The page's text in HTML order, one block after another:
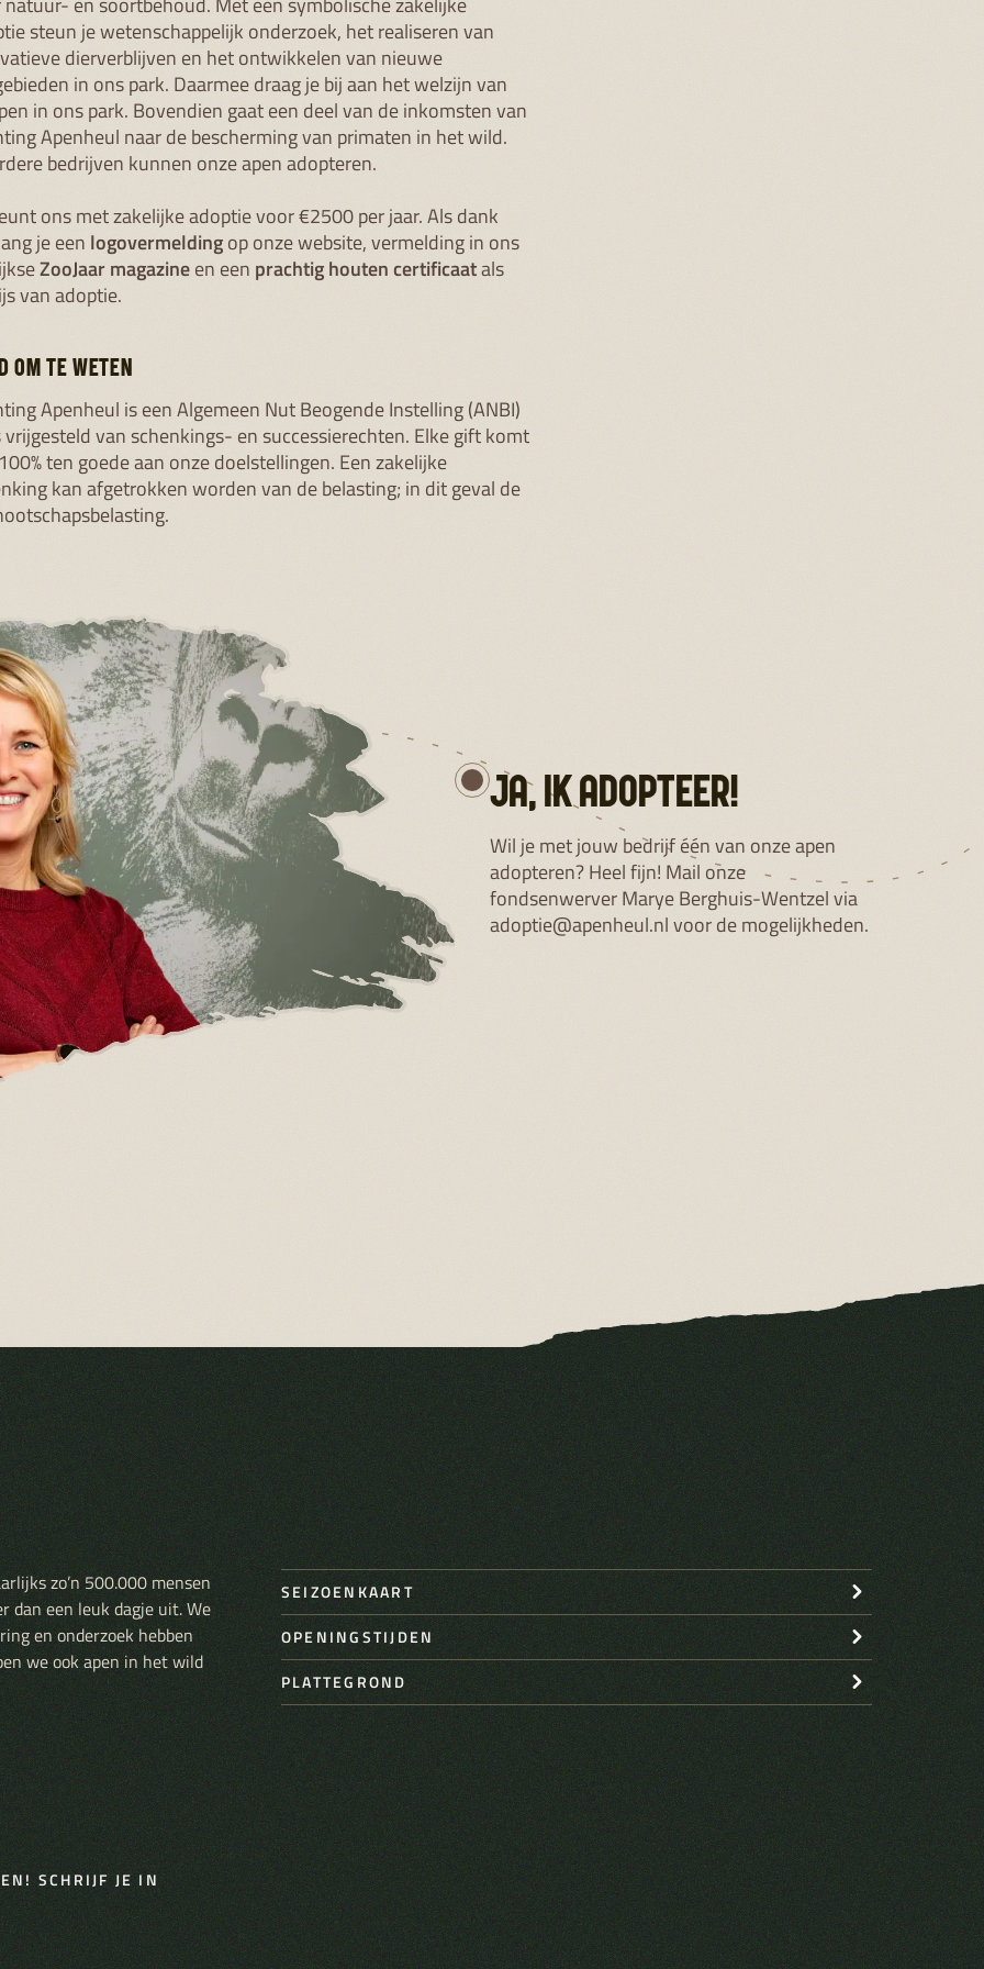
steun je wetenschappelijk onderzoek, het realiseren van
dierverblijven en het ontwikkelen van nieuwe
in ons park. Daarmee draag je bij aan het welzijn van
in ons park. Bovendien gaat een deel van de inkomsten van
Apenheul naar de bescherming van primaten in het wild.
bedrijven kunnen onze apen adopteren.
ons met zakelijke adoptie voor €2500 per jaar. Als dank
je een logovermeldingop onze website, vermelding in ons
ZooJaar magazineen een prachtig houten certificaatals
van adoptie.
OM TE WETEN
Apenheul is een Algemeen Nut Beogende Instelling (ANBI)
vrijgesteld van schenkings- en successierechten. Elke gift komt
ten goede aan onze doelstellingen. Een zakelijke
kan afgetrokken worden van de belasting; in dit geval de
JA, IK ADOPTEER!
Wil je met jouw bedrijf één van onze apen
adopteren? Heel fijn! Mail onze
fondsenwerver Marye Berghuis-Wentzel via
adoptie@apenheul.nl voor de mogelijkheden.
zo’n 500.000 mensen
dan een leuk dagje uit. We
en onderzoek hebben
we ook apen in het wild
SEIZOENKAART
OPENINGSTIJDEN
PLATTEGROND
SCHRIJF JE IN